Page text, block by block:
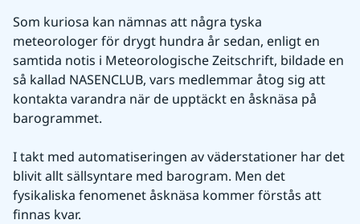
Som kuriosa kan nämnas att några tyska
meteorologer för drygt hundra år sedan, enligt en
samtida notis i Meteorologische Zeitschrift, bildade en
så kallad NASENCLUB, vars medlemmar åtog sig att
kontakta varandra när de upptäckt en åsknäsa på
barogrammet.
I takt med automatiseringen av väderstationer har det
blivit allt sällsyntare med barogram. Men det
fysikaliska fenomenet åsknäsa kommer förstås att
finnas kvar.